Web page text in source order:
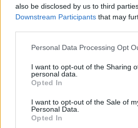
also be disclosed by us to third
Downstream Participants that may
Personal Data Processing Opt
I want to opt-out of the Sharing
personal data.
Opted In
I want to opt-out of the Sale of
Personal Data.
Opted In
KEDVES OLVASÓNK!
tartozik, melynek olvasása
regisztrációhoz kötött.
Az előfizetés a következőket
Kötéslisták: BÉT elmúlt 2 év
kötéslistái